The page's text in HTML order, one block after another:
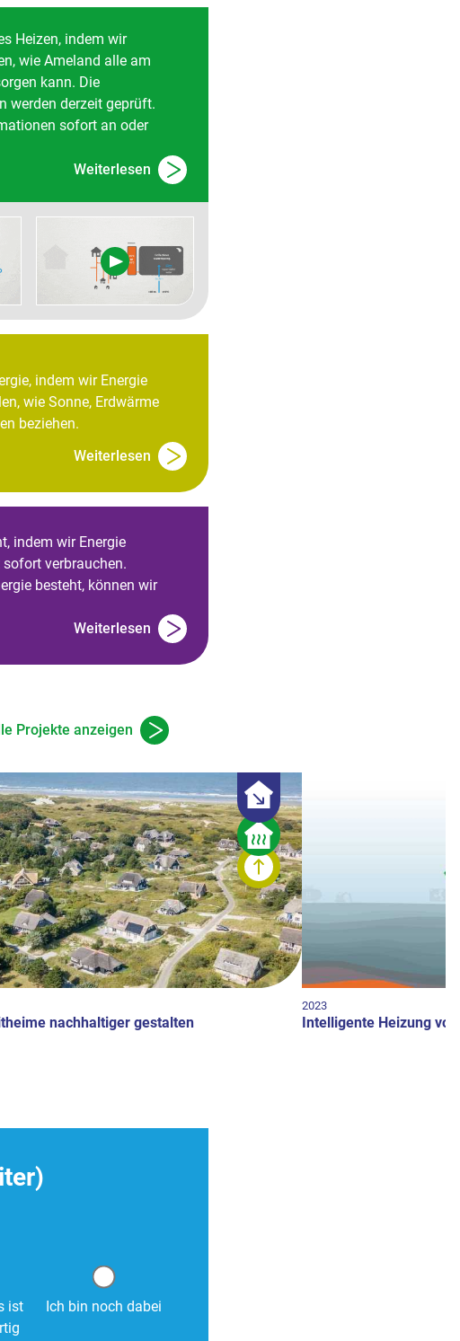
Heizen, indem wir
wie Ameland alle am
kann. Die
werden derzeit geprüft.
sofort an oder
Weiterlesen
indem wir Energie
wie Sonne, Erdwärme
beziehen.
Weiterlesen
indem wir Energie
verbrauchen.
besteht, können wir
Weiterlesen
Projekte anzeigen
nachhaltiger gestalten
2023
Intelligente Heizung
ist
Ich bin noch dabei